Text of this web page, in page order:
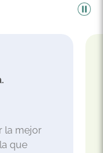
la mejor
que